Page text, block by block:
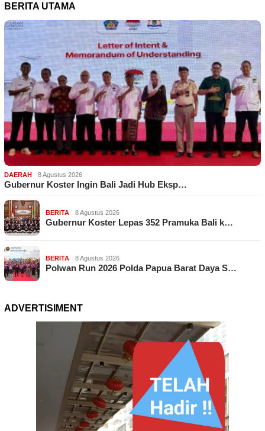
BERITA UTAMA
DAERAH 8 Agustus 2026
Gubernur Koster Ingin Bali Jadi Hub Eksp…
BERITA 8 Agustus 2026
Gubernur Koster Lepas 352 Pramuka Bali k…
BERITA 8 Agustus 2026
Polwan Run 2026 Polda Papua Barat Daya S…
ADVERTISIMENT